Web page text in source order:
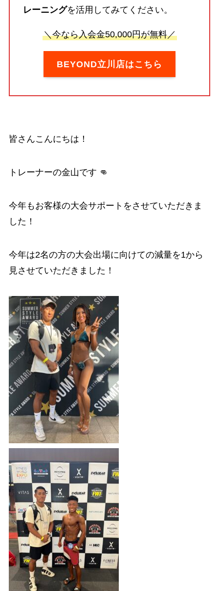
レーニングを活用してみてください。
＼今なら入会金50,000円が無料／
BEYOND立川店はこちら
皆さんこんにちは！
トレーナーの金山です 👊
今年もお客様の大会サポートをさせていただきま
した！
今年は2名の方の大会出場に向けての減量を1から
見させていただきました！